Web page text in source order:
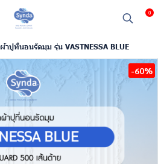
0
ผ้าปูที่นอนรัดมุม รุ่น VASTNESSA BLUE
-60%